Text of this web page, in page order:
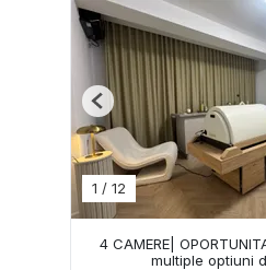
1 / 12
Previous
4 CAMERE|
multiple optiuni